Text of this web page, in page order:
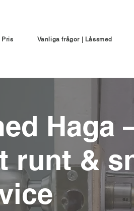
Pris Vanliga frågor | Låssmed
Haga
runt &